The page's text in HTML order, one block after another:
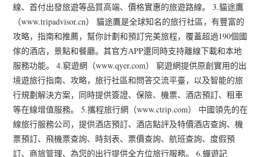
線、首付出發旅遊等品質高端、價格實惠的旅遊路線。 3.貓途鷹
（www.tripadvisor.cn） 貓途鷹是全球知名的旅行社區，有豐富的
攻略，指南和推薦，幫你計劃和預訂完美旅程，覆蓋超過190個國
傢的酒店，景點和餐廳。其官方APP還同時支持離線下載和本地
服務功能。 4.窮遊網（www.qyer.com） 窮遊網提供原創實用的出
境遊旅行指南、攻略，旅行社區和問答交流平臺，以及智能的旅
行規劃解決方案，同時提供簽證、保險、機票、酒店預訂、租車
等在線增值服務。 5.攜程旅行網（www.ctrip.com） 中國領先的在
線旅行服務公司，提供酒店預訂、酒店點評及特價酒店查詢、機
票預訂、飛機票查詢、時刻表、票價查詢、航班查詢、度假預
訂、商旅管理、為您的出行提供全方位旅行服務。 6.蟬遊記